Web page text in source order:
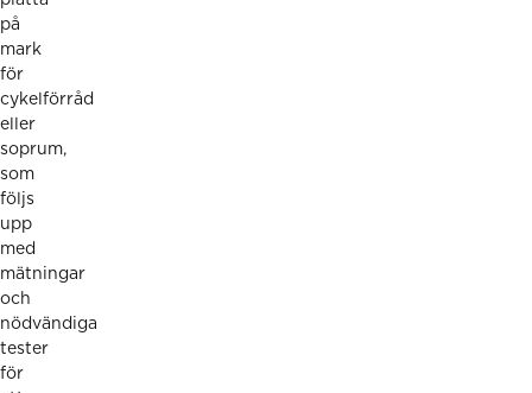
på
mark
för
cykelförråd
eller
soprum,
som
följs
upp
med
mätningar
och
nödvändiga
tester
för